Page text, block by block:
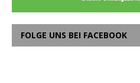
FOLGE UNS BEI FACEBOOK